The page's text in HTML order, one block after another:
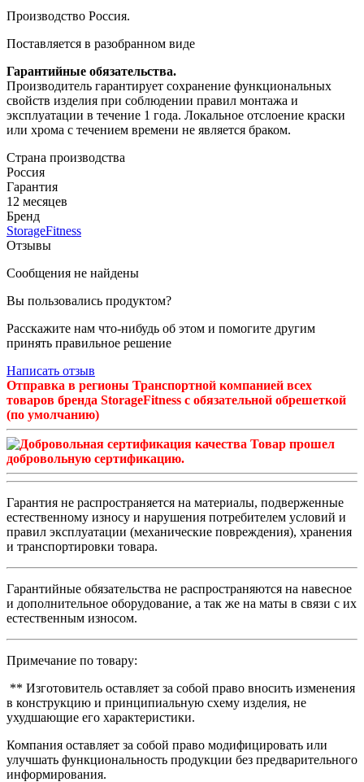
Производство Россия.
Поставляется в разобранном виде
Гарантийные обязательства.
Производитель гарантирует сохранение функциональных
свойств изделия при соблюдении правил монтажа и
эксплуатации в течение 1 года. Локальное отслоение краски
или хрома с течением времени не является браком.
Страна производства
Россия
Гарантия
12 месяцев
Бренд
StorageFitness
Отзывы
Сообщения не найдены
Вы пользовались продуктом?
Расскажите нам что-нибудь об этом и помогите другим
принять правильное решение
Написать отзыв
Отправка в регионы Транспортной компанией всех
товаров бренда StorageFitness с обязательной обрешеткой
(по умолчанию)
Товар прошел
добровольную сертификацию.
Гарантия не распространяется на материалы, подверженные
естественному износу и нарушения потребителем условий и
правил эксплуатации (механические повреждения), хранения
и транспортировки товара.
Гарантийные обязательства не распространяются на навесное
и дополнительное оборудование, а так же на маты в связи с их
естественным износом.
Примечание по товару:
** Изготовитель оставляет за собой право вносить изменения
в конструкцию и принципиальную схему изделия, не
ухудшающие его характеристики.
Компания оставляет за собой право модифицировать или
улучшать функциональность продукции без предварительного
информирования.